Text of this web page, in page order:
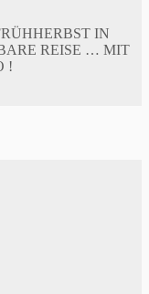
IN
REISE … MIT
!